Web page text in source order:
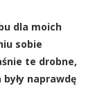
dla moich
sobie
te drobne,
naprawdę